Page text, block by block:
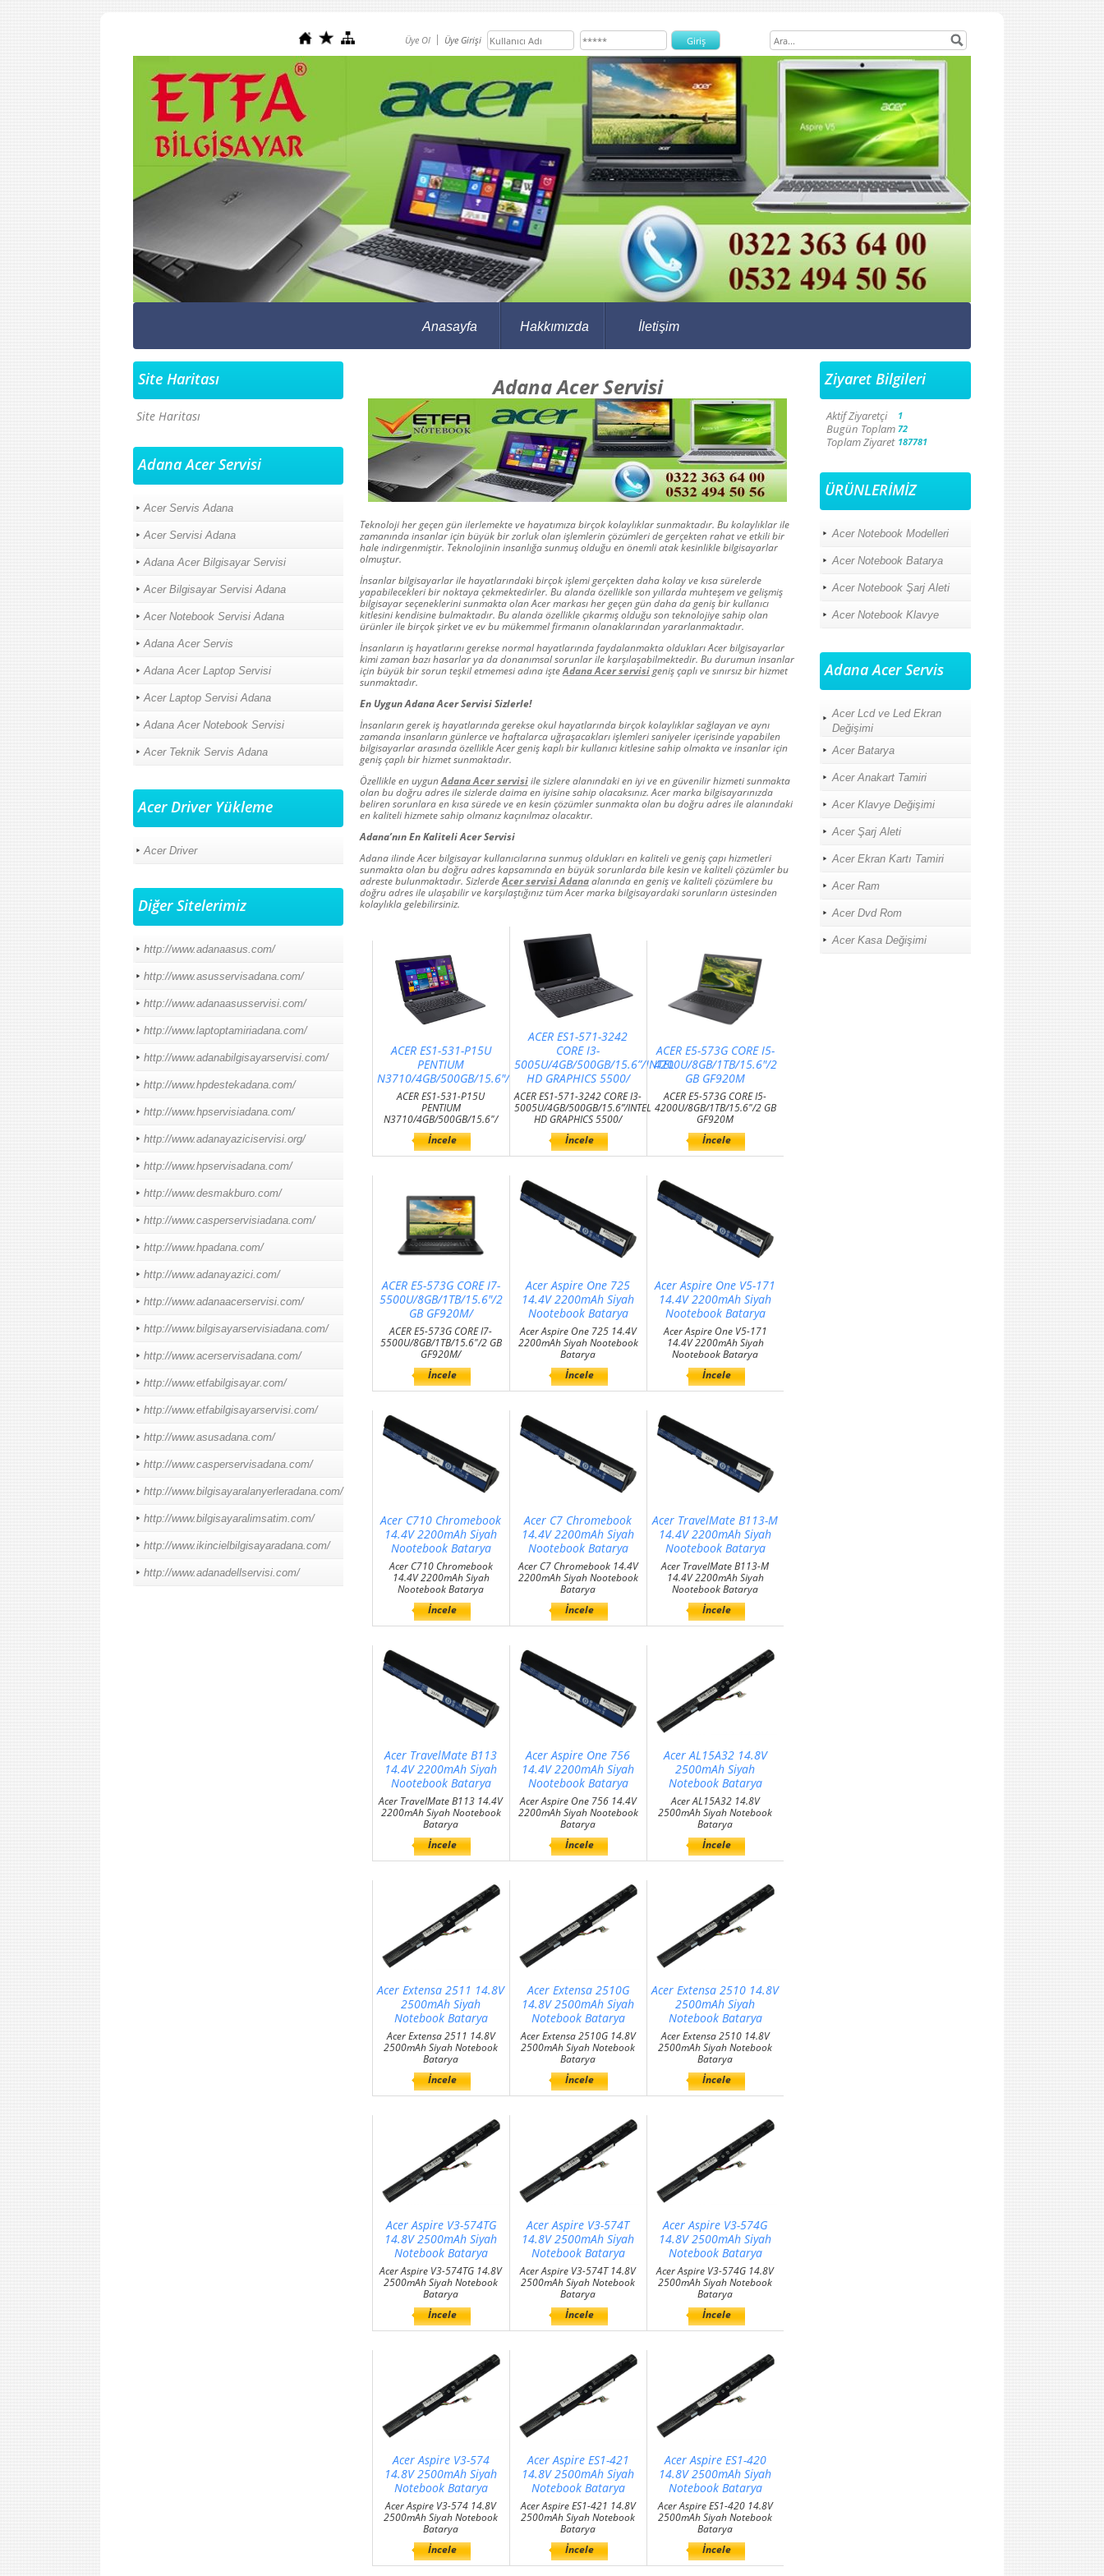
Üye Ol Üye Girişi
Anasayfa Hakkımızda İletişim
Site Haritası
Site Haritası
Adana Acer Servisi
Acer Servis Adana
Acer Servisi Adana
Adana Acer Bilgisayar Servisi
Acer Bilgisayar Servisi Adana
Acer Notebook Servisi Adana
Adana Acer Servis
Adana Acer Laptop Servisi
Acer Laptop Servisi Adana
Adana Acer Notebook Servisi
Acer Teknik Servis Adana
Acer Driver Yükleme
Acer Driver
Diğer Sitelerimiz
http://www.adanaasus.com/
http://www.asusservisadana.com/
http://www.adanaasusservisi.com/
http://www.laptoptamiriadana.com/
http://www.adanabilgisayarservisi.com/
http://www.hpdestekadana.com/
http://www.hpservisiadana.com/
http://www.adanayaziciservisi.org/
http://www.hpservisadana.com/
http://www.desmakburo.com/
http://www.casperservisiadana.com/
http://www.hpadana.com/
http://www.adanayazici.com/
http://www.adanaacerservisi.com/
http://www.bilgisayarservisiadana.com/
http://www.acerservisadana.com/
http://www.etfabilgisayar.com/
http://www.etfabilgisayarservisi.com/
http://www.asusadana.com/
http://www.casperservisadana.com/
http://www.bilgisayaralanyerleradana.com/
http://www.bilgisayaralimsatim.com/
http://www.ikincielbilgisayaradana.com/
http://www.adanadellservisi.com/
Adana Acer Servisi
Teknoloji her geçen gün ilerlemekte ve hayatımıza birçok kolaylıklar sunmaktadır. Bu kolaylıklar ile
zamanında insanlar için büyük bir zorluk olan işlemlerin çözümleri de gerçekten rahat ve etkili bir
hale indirgenmiştir. Teknolojinin insanlığa sunmuş olduğu en önemli atak kesinlikle bilgisayarlar
olmuştur.
İnsanlar bilgisayarlar ile hayatlarındaki birçok işlemi gerçekten daha kolay ve kısa sürelerde
yapabilecekleri bir noktaya çekmektedirler. Bu alanda özellikle son yıllarda muhteşem ve gelişmiş
bilgisayar seçeneklerini sunmakta olan Acer markası her geçen gün daha da geniş bir kullanıcı
kitlesini kendisine bulmaktadır. Bu alanda özellikle çıkarmış olduğu son teknolojiye sahip olan
ürünler ile birçok şirket ve ev bu mükemmel firmanın olanaklarından yararlanmaktadır.
İnsanların iş hayatlarını gerekse normal hayatlarında faydalanmakta oldukları Acer bilgisayarlar
kimi zaman bazı hasarlar ya da donanımsal sorunlar ile karşılaşabilmektedir. Bu durumun insanlar
için büyük bir sorun teşkil etmemesi adına işteAdana Acer servisigeniş çaplı ve sınırsız bir hizmet
sunmaktadır.
En Uygun Adana Acer Servisi Sizlerle!
İnsanların gerek iş hayatlarında gerekse okul hayatlarında birçok kolaylıklar sağlayan ve aynı
zamanda insanların günlerce ve haftalarca uğraşacakları işlemleri saniyeler içerisinde yapabilen
bilgisayarlar arasında özellikle Acer geniş kaplı bir kullanıcı kitlesine sahip olmakta ve insanlar için
geniş çaplı bir hizmet sunmaktadır.
Özellikle en uygunAdana Acer servisiile sizlere alanındaki en iyi ve en güvenilir hizmeti sunmakta
olan bu doğru adres ile sizlerde daima en iyisine sahip olacaksınız. Acer marka bilgisayarınızda
beliren sorunlara en kısa sürede ve en kesin çözümler sunmakta olan bu doğru adres ile alanındaki
en kaliteli hizmete sahip olmanız kaçınılmaz olacaktır.
Adana’nın En Kaliteli Acer Servisi
Adana ilinde Acer bilgisayar kullanıcılarına sunmuş oldukları en kaliteli ve geniş çapı hizmetleri
sunmakta olan bu doğru adres kapsamında en büyük sorunlarda bile kesin ve kaliteli çözümler bu
adreste bulunmaktadır. SizlerdeAcer servisi Adanaalanında en geniş ve kaliteli çözümlere bu
doğru adres ile ulaşabilir ve karşılaştığınız tüm Acer marka bilgisayardaki sorunların üstesinden
kolaylıkla gelebilirsiniz.
ACER ES1-531-P15U
PENTIUM
N3710/4GB/500GB/15.6"/
ACER ES1-531-P15U
PENTIUM
N3710/4GB/500GB/15.6"/
İncele
ACER ES1-571-3242
CORE I3-
5005U/4GB/500GB/15.6”/INTEL
HD GRAPHICS 5500/
ACER ES1-571-3242 CORE I3-
5005U/4GB/500GB/15.6”/INTEL
HD GRAPHICS 5500/
İncele
ACER E5-573G CORE I5-
4200U/8GB/1TB/15.6"/2
GB GF920M
ACER E5-573G CORE I5-
4200U/8GB/1TB/15.6"/2 GB
GF920M
İncele
ACER E5-573G CORE I7-
5500U/8GB/1TB/15.6"/2
GB GF920M/
ACER E5-573G CORE I7-
5500U/8GB/1TB/15.6"/2 GB
GF920M/
İncele
Acer Aspire One 725
14.4V 2200mAh Siyah
Nootebook Batarya
Acer Aspire One 725 14.4V
2200mAh Siyah Nootebook
Batarya
İncele
Acer Aspire One V5-171
14.4V 2200mAh Siyah
Nootebook Batarya
Acer Aspire One V5-171
14.4V 2200mAh Siyah
Nootebook Batarya
İncele
Acer C710 Chromebook
14.4V 2200mAh Siyah
Nootebook Batarya
Acer C710 Chromebook
14.4V 2200mAh Siyah
Nootebook Batarya
İncele
Acer C7 Chromebook
14.4V 2200mAh Siyah
Nootebook Batarya
Acer C7 Chromebook 14.4V
2200mAh Siyah Nootebook
Batarya
İncele
Acer TravelMate B113-M
14.4V 2200mAh Siyah
Nootebook Batarya
Acer TravelMate B113-M
14.4V 2200mAh Siyah
Nootebook Batarya
İncele
Acer TravelMate B113
14.4V 2200mAh Siyah
Nootebook Batarya
Acer TravelMate B113 14.4V
2200mAh Siyah Nootebook
Batarya
İncele
Acer Aspire One 756
14.4V 2200mAh Siyah
Nootebook Batarya
Acer Aspire One 756 14.4V
2200mAh Siyah Nootebook
Batarya
İncele
Acer AL15A32 14.8V
2500mAh Siyah
Notebook Batarya
Acer AL15A32 14.8V
2500mAh Siyah Notebook
Batarya
İncele
Acer Extensa 2511 14.8V
2500mAh Siyah
Notebook Batarya
Acer Extensa 2511 14.8V
2500mAh Siyah Notebook
Batarya
İncele
Acer Extensa 2510G
14.8V 2500mAh Siyah
Notebook Batarya
Acer Extensa 2510G 14.8V
2500mAh Siyah Notebook
Batarya
İncele
Acer Extensa 2510 14.8V
2500mAh Siyah
Notebook Batarya
Acer Extensa 2510 14.8V
2500mAh Siyah Notebook
Batarya
İncele
Acer Aspire V3-574TG
14.8V 2500mAh Siyah
Notebook Batarya
Acer Aspire V3-574TG 14.8V
2500mAh Siyah Notebook
Batarya
İncele
Acer Aspire V3-574T
14.8V 2500mAh Siyah
Notebook Batarya
Acer Aspire V3-574T 14.8V
2500mAh Siyah Notebook
Batarya
İncele
Acer Aspire V3-574G
14.8V 2500mAh Siyah
Notebook Batarya
Acer Aspire V3-574G 14.8V
2500mAh Siyah Notebook
Batarya
İncele
Acer Aspire V3-574
14.8V 2500mAh Siyah
Notebook Batarya
Acer Aspire V3-574 14.8V
2500mAh Siyah Notebook
Batarya
İncele
Acer Aspire ES1-421
14.8V 2500mAh Siyah
Notebook Batarya
Acer Aspire ES1-421 14.8V
2500mAh Siyah Notebook
Batarya
İncele
Acer Aspire ES1-420
14.8V 2500mAh Siyah
Notebook Batarya
Acer Aspire ES1-420 14.8V
2500mAh Siyah Notebook
Batarya
İncele
Ziyaret Bilgileri
Aktif Ziyaretçi 1
Bugün Toplam 72
Toplam Ziyaret 187781
ÜRÜNLERİMİZ
Acer Notebook Modelleri
Acer Notebook Batarya
Acer Notebook Şarj Aleti
Acer Notebook Klavye
Adana Acer Servis
Acer Lcd ve Led Ekran
Değişimi
Acer Batarya
Acer Anakart Tamiri
Acer Klavye Değişimi
Acer Şarj Aleti
Acer Ekran Kartı Tamiri
Acer Ram
Acer Dvd Rom
Acer Kasa Değişimi